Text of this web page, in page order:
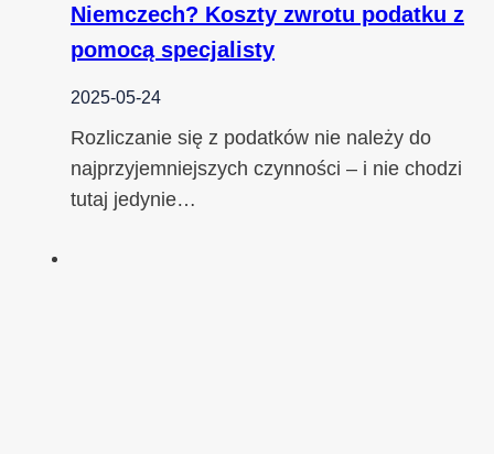
Niemczech? Koszty zwrotu podatku z
pomocą specjalisty
2025-05-24
Rozliczanie się z podatków nie należy do
najprzyjemniejszych czynności – i nie chodzi
tutaj jedynie…